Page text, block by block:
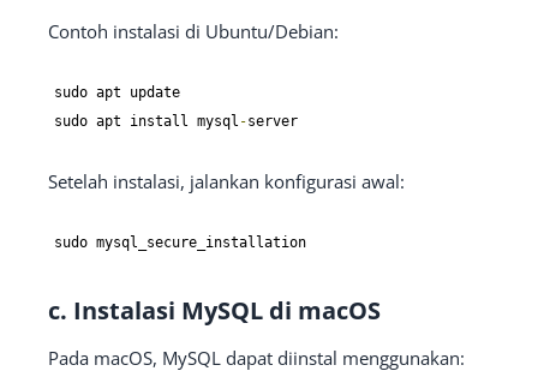
Contoh instalasi di Ubuntu/Debian:
sudo apt update
sudo apt install mysql -server
Setelah instalasi, jalankan konfigurasi awal:
sudo mysql_secure_installation
c. Instalasi MySQL di macOS
Pada macOS, MySQL dapat diinstal menggunakan: